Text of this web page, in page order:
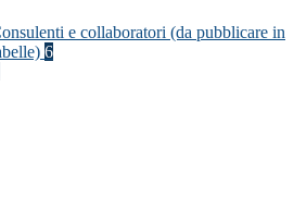
e collaboratori (da pubblicare in
6